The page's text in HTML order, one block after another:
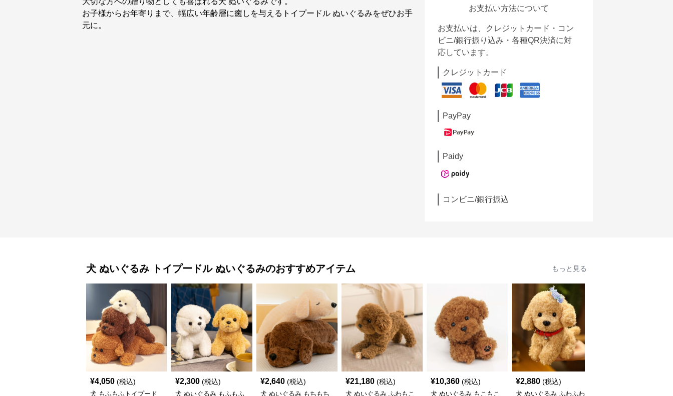
お子様からお年寄りまで、幅広い年齢層に癒しを与えるトイプードル ぬいぐるみをぜひお手
元に。
お支払い方法について
お支払いは、クレジットカード・コン
ビニ/銀行振り込み・各種QR決済に対
応しています。
クレジットカード
PayPay
Paidy
コンビニ/銀行振込
犬 ぬいぐるみ トイプードル ぬいぐるみのおすすめアイテム もっと見る
¥4,050 (税込)
犬 もふもふトイプード
¥2,300 (税込)
犬 ぬいぐるみ もふもふ
¥2,640 (税込)
犬 ぬいぐるみ もちもち
¥21,180 (税込)
犬 ぬいぐるみ ふわもこ
¥10,360 (税込)
犬 ぬいぐるみ もこもこ
¥2,880 (税込)
犬 ぬいぐるみ ふわふわ